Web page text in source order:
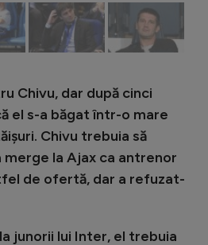
Chivu, dar după cinci
el s-a băgat într-o mare
Chivu trebuia să
la Ajax ca antrenor
de ofertă, dar a refuzat-
junorii lui Inter, el trebuia